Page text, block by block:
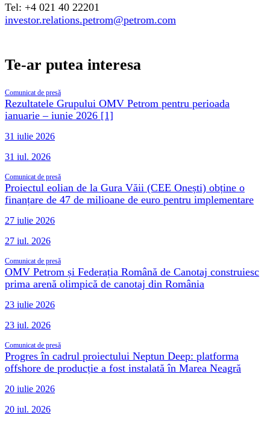
Tel: +4 021 40 22201
investor.relations.petrom@petrom.com
Te-ar putea interesa
Comunicat de presă
Rezultatele Grupului OMV Petrom pentru perioada
ianuarie – iunie 2026 [1]
31 iulie 2026
31 iul. 2026
Comunicat de presă
Proiectul eolian de la Gura Văii (CEE Onești) obține o
finanțare de 47 de milioane de euro pentru implementare
27 iulie 2026
27 iul. 2026
Comunicat de presă
OMV Petrom și Federația Română de Canotaj construiesc
prima arenă olimpică de canotaj din România
23 iulie 2026
23 iul. 2026
Comunicat de presă
Progres în cadrul proiectului Neptun Deep: platforma
offshore de producție a fost instalată în Marea Neagră
20 iulie 2026
20 iul. 2026